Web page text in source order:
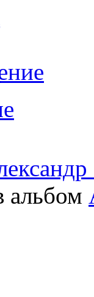
альбом